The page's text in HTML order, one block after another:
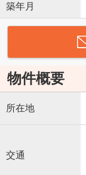
築年月
物件概要
所在地
交通